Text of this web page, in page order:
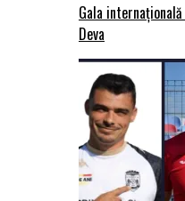
Gala
Deva